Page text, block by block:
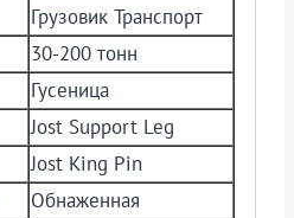
Грузовик Транспорт
30-200 тонн
Гусеница
Jost Support Leg
Jost King Pin
Обнаженная